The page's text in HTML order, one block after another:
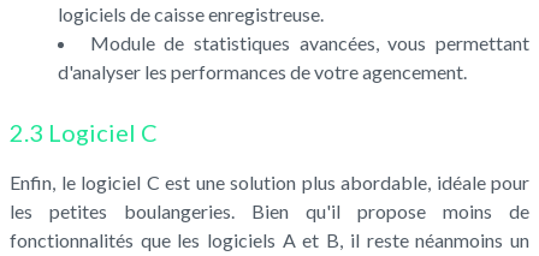
logiciels de caisse enregistreuse.
Module de statistiques avancées, vous permettant
d'analyser les performances de votre agencement.
2.3 Logiciel C
Enfin, le logiciel C est une solution plus abordable, idéale pour
les petites boulangeries. Bien qu'il propose moins de
fonctionnalités que les logiciels A et B, il reste néanmoins un